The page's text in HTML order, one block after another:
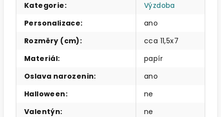
Kategorie:
Výzdoba
Personalizace:
ano
Rozměry (cm):
cca 11,5x7
Materiál:
papír
Oslava narozenin:
ano
Halloween:
ne
Valentýn: ne